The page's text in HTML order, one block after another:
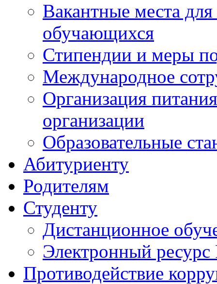
Вакантные места
обучающихся
Стипендии и меры
Международное
Организация
организации
Образовательные
Абитуриенту
Родителям
Студенту
Дистанционное
Электронный ресурс
Противодействие